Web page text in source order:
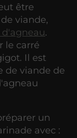
être
viande,
d'agneau.
le carré
Il est
de viande de
un
avec :